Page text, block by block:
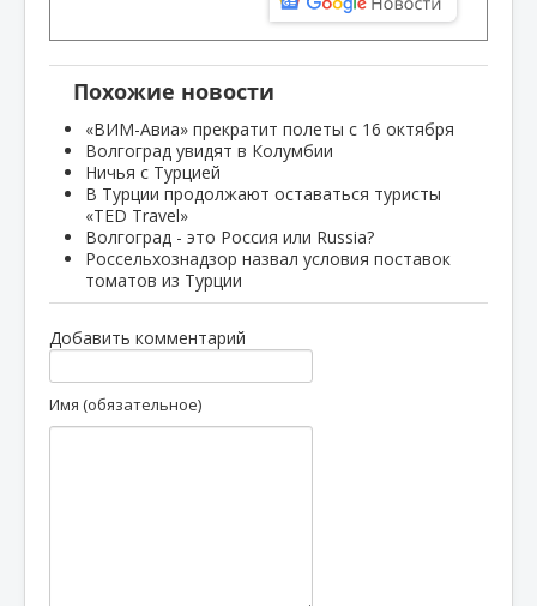
Похожие новости
«ВИМ-Авиа» прекратит полеты с 16 октября
Волгоград увидят в Колумбии
Ничья с Турцией
В Турции продолжают оставаться туристы
«TED Travel»
Волгоград - это Россия или Russia?
Россельхознадзор назвал условия поставок
томатов из Турции
Добавить комментарий
Имя (обязательное)